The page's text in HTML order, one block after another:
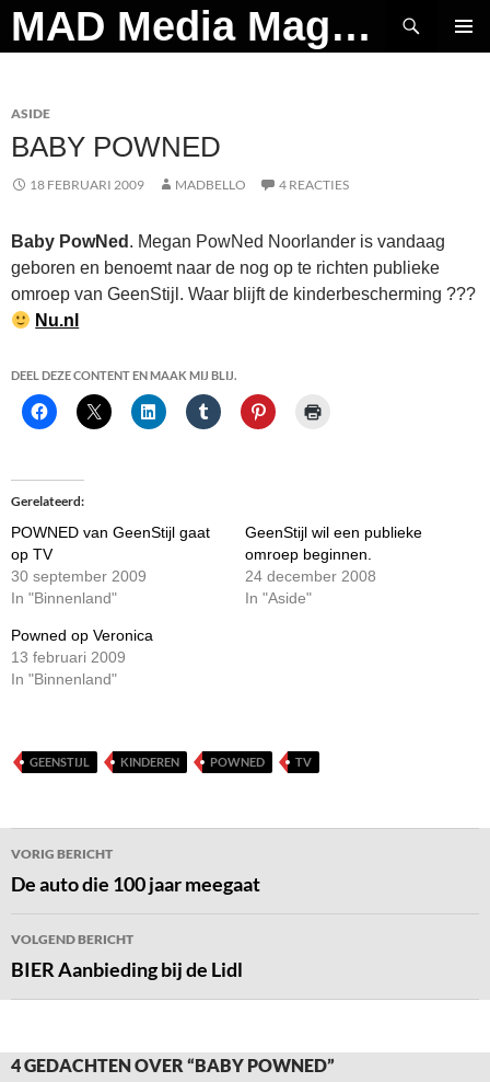
Ga
naar
MAD Media Magazine
Zoeken
ASIDE
BABY POWNED
18 FEBRUARI 2009 MADBELLO 4 REACTIES
Baby PowNed . Megan PowNed Noorlander is vandaag
geboren en benoemt naar de nog op te richten publieke
omroep van GeenStijl. Waar blijft de kinderbescherming ???
Nu.nl
DEEL DEZE CONTENT EN MAAK MIJ BLIJ.
Gerelateerd
POWNED van GeenStijl gaat
op TV
30 september 2009
In "Binnenland"
GeenStijl wil een publieke
omroep beginnen.
24 december 2008
In "Aside"
Powned op Veronica
13 februari 2009
In "Binnenland"
GEENSTIJL KINDEREN POWNED TV
Bericht
navigatie
VORIG BERICHT
De auto die 100 jaar meegaat
VOLGEND BERICHT
BIER Aanbieding bij de Lidl
4 GEDACHTEN OVER “BABY POWNED”